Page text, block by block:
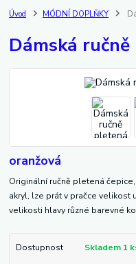
Úvod MÓDNÍ DOPLŇKY
Dámská
oranžová
Originální ručně pletená
akryl, lze prát v pračce velikost
velikosti hlavy různé barevné
Dostupnost Skladem 1